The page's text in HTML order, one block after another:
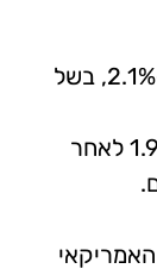
התחזקה ב-2.1%, בשל
רשמה עלייה של 1.9% לאחר